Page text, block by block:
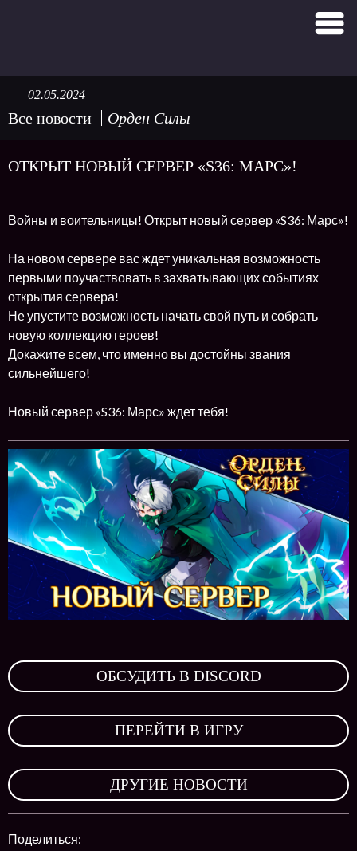
Все новости Орден Силы
02.05.2024
ОТКРЫТ НОВЫЙ СЕРВЕР «S36: МАРС»!
Войны и воительницы! Открыт новый сервер «S36: Марс»!
На новом сервере вас ждет уникальная возможность
первыми поучаствовать в захватывающих событиях
открытия сервера!
Не упустите возможность начать свой путь и собрать
новую коллекцию героев!
Докажите всем, что именно вы достойны звания
сильнейшего!
Новый сервер «S36: Марс» ждет тебя!
ОБСУДИТЬ В DISCORD
ПЕРЕЙТИ В ИГРУ
ДРУГИЕ НОВОСТИ
Поделиться: